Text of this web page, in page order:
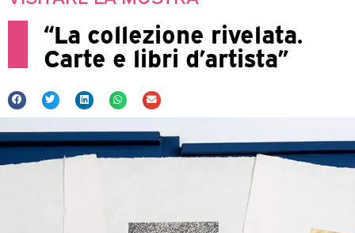
“La collezione rivelata.
Carte e libri d’artista”